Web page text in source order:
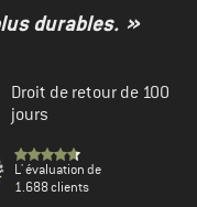
durables. »
Droit de retour de 100
jours
L' évaluation de
1.688 clients